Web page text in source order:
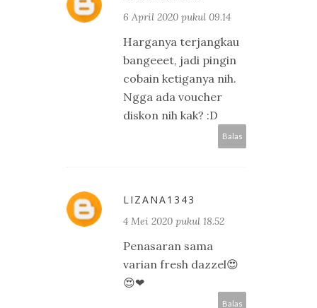
6 April 2020 pukul 09.14
Harganya terjangkau
bangeeet, jadi pingin
cobain ketiganya nih.
Ngga ada voucher
diskon nih kak? :D
Balas
LIZANA1343
4 Mei 2020 pukul 18.52
Penasaran sama
varian fresh dazzel😍
😍❤
Balas